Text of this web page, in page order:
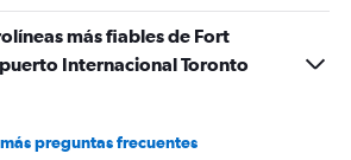
más fiables de Fort
Internacional Toronto
preguntas frecuentes